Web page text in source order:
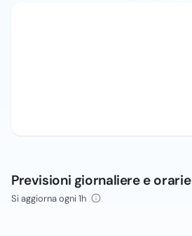
Previsioni giornaliere e orarie
Si aggiorna ogni 1h